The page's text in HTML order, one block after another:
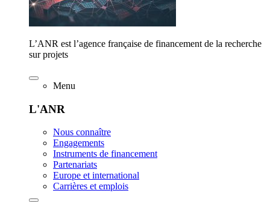
L’ANR est l’agence française de financement de la recherche
sur projets
Menu
L'ANR
Nous connaître
Engagements
Instruments de financement
Partenariats
Europe et international
Carrières et emplois